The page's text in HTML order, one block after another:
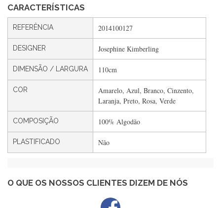
CARACTERÍSTICAS
REFERÊNCIA 2014100127
DESIGNER Josephine Kimberling
DIMENSÃO / LARGURA 110cm
COR
Amarelo, Azul, Branco, Cinzento,
Laranja, Preto, Rosa, Verde
COMPOSIÇÃO 100% Algodão
PLASTIFICADO Não
O QUE OS NOSSOS CLIENTES DIZEM DE NÓS
Silvia André
Gostei ,Serviço bastante rápido. recomendo
Filipa Freire
Rápido, atendimento 5*. Hoje chegará a segunda encomenda
feita de muitas certamente❤️
estrelas